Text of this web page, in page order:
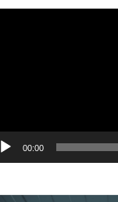
00:00